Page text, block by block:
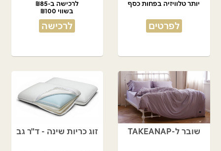
יותר טלוויזיה בפחות כסף
לפרטים
לרכישה ב-₪85
בשווי ₪100
לרכישה
שובר ל-TAKEANAP זוג כריות שינה - ד"ר גב